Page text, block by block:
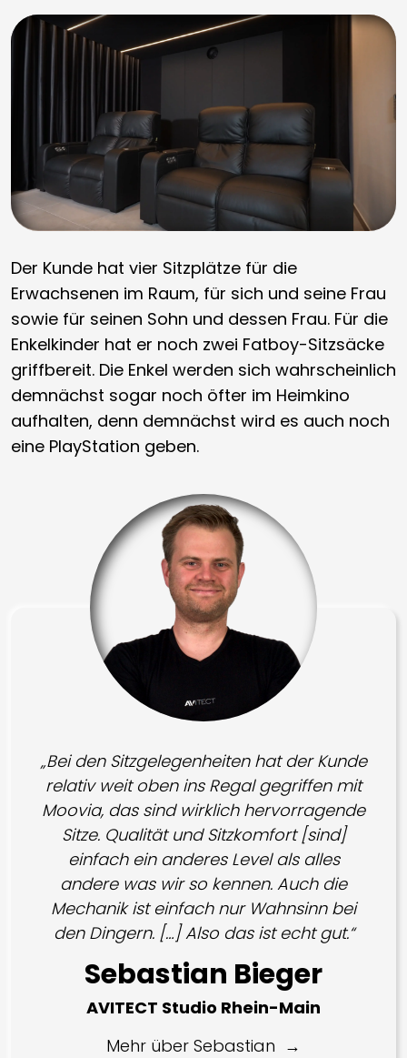
Der Kunde hat vier Sitzplätze für die
Erwachsenen im Raum, für sich und seine Frau
sowie für seinen Sohn und dessen Frau. Für die
Enkelkinder hat er noch zwei Fatboy-Sitzsäcke
griffbereit. Die Enkel werden sich wahrscheinlich
demnächst sogar noch öfter im Heimkino
aufhalten, denn demnächst wird es auch noch
eine PlayStation geben.
„Bei den Sitzgelegenheiten hat der Kunde
relativ weit oben ins Regal gegriffen mit
Moovia, das sind wirklich hervorragende
Sitze. Qualität und Sitzkomfort [sind]
einfach ein anderes Level als alles
andere was wir so kennen. Auch die
Mechanik ist einfach nur Wahnsinn bei
den Dingern. […] Also das ist echt gut.“
Sebastian Bieger
AVITECT Studio Rhein-Main
Mehr über Sebastian